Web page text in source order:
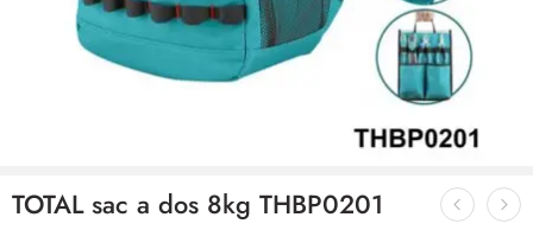
TOTAL sac a dos 8kg THBP0201